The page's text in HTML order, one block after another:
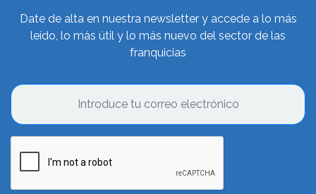
Date de alta en nuestra newsletter y accede a lo más
leído, lo más útil y lo más nuevo del sector de las
franquicias